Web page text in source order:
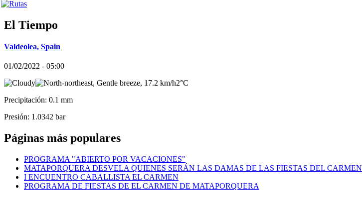
El Tiempo
Valdeolea, Spain
01/02/2022 - 05:00
2°C
Precipitación: 0.1 mm
Presión: 1.0342 bar
Páginas más populares
PROGRAMA "ABIERTO POR VACACIONES"
MATAPORQUERA DESVELA QUIENES SERÁN LAS DAMAS DE LAS FIESTAS DEL CARMEN
I ENCUENTRO CABALLISTA EL CARMEN
PROGRAMA DE FIESTAS DE EL CARMEN DE MATAPORQUERA